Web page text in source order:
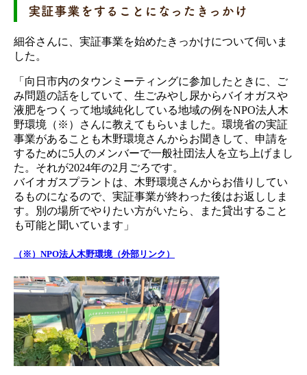
実証事業をすることになったきっかけ
細谷さんに、実証事業を始めたきっかけについて伺いま
した。
「向日市内のタウンミーティングに参加したときに、ご
み問題の話をしていて、生ごみやし尿からバイオガスや
液肥をつくって地域純化している地域の例をNPO法人木
野環境（※）さんに教えてもらいました。環境省の実証
事業があることも木野環境さんからお聞きして、申請を
するために5人のメンバーで一般社団法人を立ち上げまし
た。それが2024年の2月ごろです。
バイオガスプラントは、木野環境さんからお借りしてい
るものになるので、実証事業が終わった後はお返ししま
す。別の場所でやりたい方がいたら、また貸出すること
も可能と聞いています」
（※）NPO法人木野環境（外部リンク）